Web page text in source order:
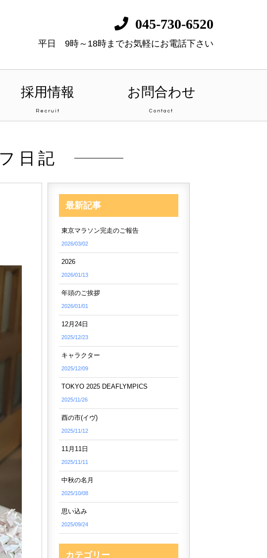
045-730-6520
平日 9時～18時までお気軽にお電話下さい
採用情報
Recruit
お問合わせ
Contact
日記
最新記事
東京マラソン完走のご報告
2026/03/02
2026
2026/01/13
年頭のご挨拶
2026/01/01
12月24日
2025/12/23
キャラクター
2025/12/09
TOKYO 2025 DEAFLYMPICS
2025/11/26
酉の市(イヴ)
2025/11/12
11月11日
2025/11/11
中秋の名月
2025/10/08
思い込み
2025/09/24
カテゴリー